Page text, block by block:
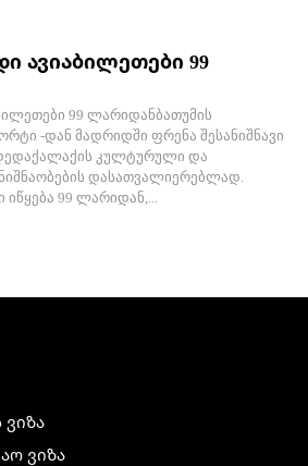
ავიაბილეთები 99
99 ლარიდანბათუმის
-დან მადრიდში ფრენა შესანიშნავი
დედაქალაქის კულტურული და
დასათვალიერებლად.
99 ლარიდან,...
ვიზა